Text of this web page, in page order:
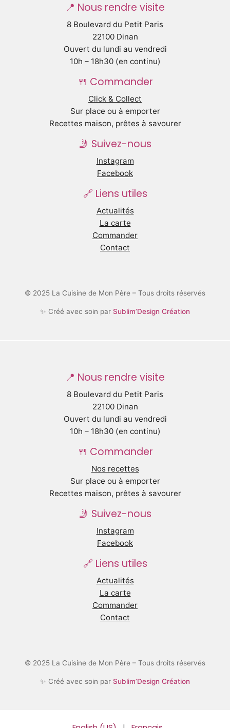
📍 Nous rendre visite
8 Boulevard du Petit Paris
22100 Dinan
Ouvert du lundi au vendredi
10h – 18h30 (en continu)
🍴 Commander
Click & Collect
Sur place ou à emporter
Recettes maison, prêtes à savourer
🤳 Suivez-nous
Instagram
Facebook
🔗 Liens utiles
Actualités
La carte
Commander
Contact
© 2025 La Cuisine de Mon Père – Tous droits réservés
✨ Créé avec soin par Sublim’Design Création
📍 Nous rendre visite
8 Boulevard du Petit Paris
22100 Dinan
Ouvert du lundi au vendredi
10h – 18h30 (en continu)
🍴 Commander
Nos recettes
Sur place ou à emporter
Recettes maison, prêtes à savourer
🤳 Suivez-nous
Instagram
Facebook
🔗 Liens utiles
Actualités
La carte
Commander
Contact
© 2025 La Cuisine de Mon Père – Tous droits réservés
✨ Créé avec soin par Sublim’Design Création